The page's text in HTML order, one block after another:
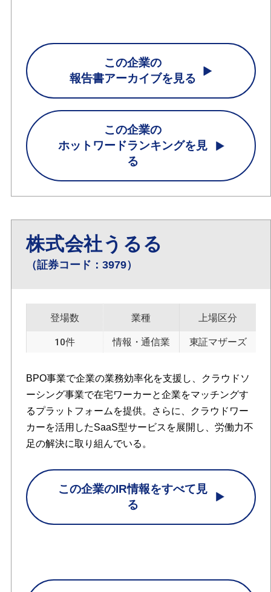
この企業の
報告書アーカイブを見る
この企業の
ホットワードランキングを見
る
株式会社うるる
（証券コード：3979）
登場数
10件
業種
情報・通信業
上場区分
東証マザーズ
BPO事業で企業の業務効率化を支援し、クラウドソ
ーシング事業で在宅ワーカーと企業をマッチングす
るプラットフォームを提供。さらに、クラウドワー
カーを活用したSaaS型サービスを展開し、労働力不
足の解決に取り組んでいる。
この企業のIR情報をすべて見
る